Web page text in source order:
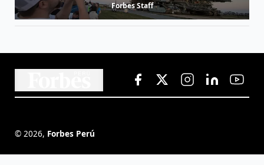
Forbes Staff
© 2026, Forbes Perú